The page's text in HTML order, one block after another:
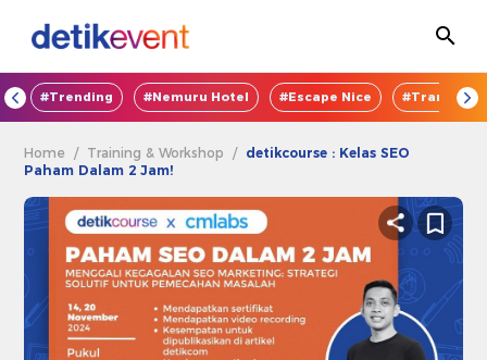
#Trending #Nemuru Hotel #Escape Nice
Home / Training & Workshop / detikcourse : Kelas SEO
Paham Dalam 2 Jam!